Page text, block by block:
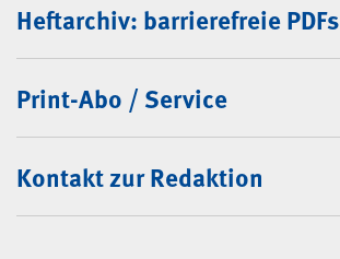
Heftarchiv: barrierefreie PDFs
Print-Abo / Service
Kontakt zur Redaktion